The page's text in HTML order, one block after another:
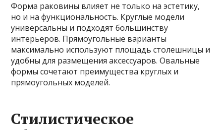
Форма раковины влияет не только на эстетику,
но и на функциональность. Круглые модели
универсальны и подходят большинству
интерьеров. Прямоугольные варианты
максимально используют площадь столешницы и
удобны для размещения аксессуаров. Овальные
формы сочетают преимущества круглых и
прямоугольных моделей.
Стилистическое